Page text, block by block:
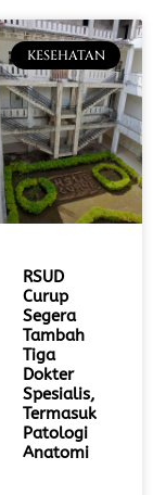
KESEHATAN
RSUD
Curup
Segera
Tambah
Tiga
Dokter
Spesialis,
Termasuk
Patologi
Anatomi